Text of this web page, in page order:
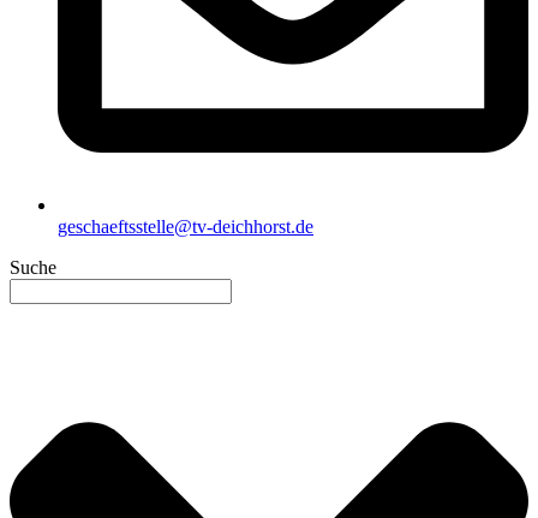
geschaeftsstelle@tv-deichhorst.de
Suche